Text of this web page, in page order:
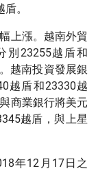
。
上漲。越南外貿
別23255越盾和
越南投資發展銀
越盾和23330越
商業銀行將美元
越盾，與上星
年12月17日之